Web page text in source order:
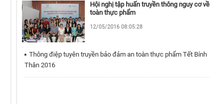
Hội nghị tập huấn truyền thông nguy cơ
toàn thực phẩm
12/05/2016 08:05:28
Thông điệp tuyên truyền bảo đảm an toàn thực phẩm Tết Bính
Thân 2016